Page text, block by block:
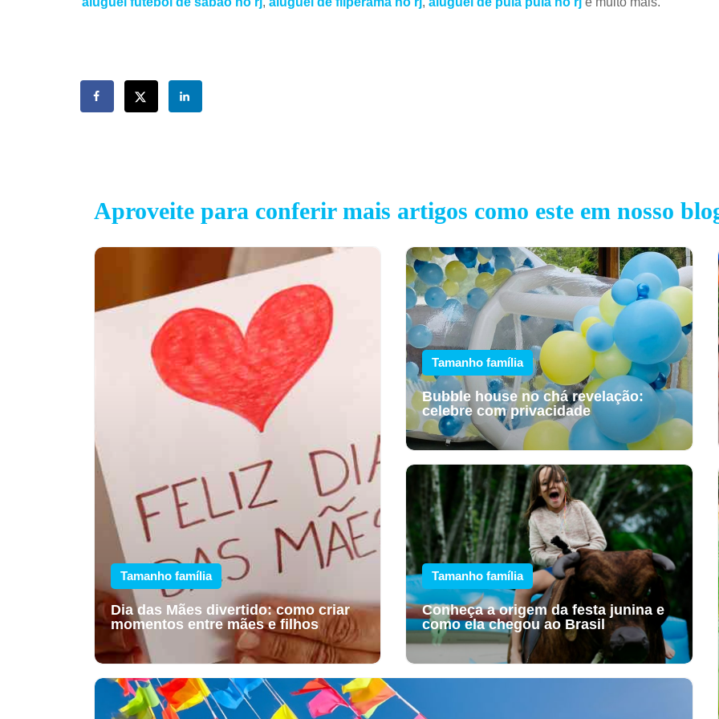
Aproveite para conferir mais artigos como este em nosso
Tamanho família
Dia das Mães divertido: como criar
momentos entre mães e filhos
Tamanho família
Bubble house no chá revelação:
celebre com privacidade
Tamanho família
Conheça a origem da festa junina e
como ela chegou ao Brasil